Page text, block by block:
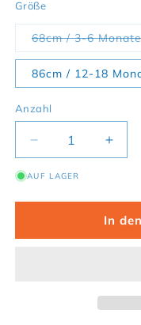
Größe
68cm / 3-6 Monate
86cm / 12-18
Anzahl
Verringere die
AUF LAGER
In